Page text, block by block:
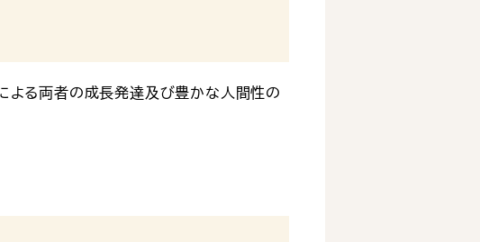
よる両者の成長発達及び豊かな人間性の